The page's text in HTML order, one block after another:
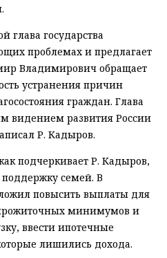
глава государства
проблемах и предлагает
Владимирович обращает
устранения причин
граждан. Глава
видением развития России
Р. Кадыров.
подчеркивает Р. Кадыров,
поддержку семей. В
повысить выплаты для
минимумов и
ввести ипотечные
лишились дохода.